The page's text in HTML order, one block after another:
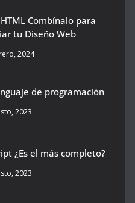
HTML Combínalo para
tu Diseño Web
2024
de programación
2023
¿Es el más completo?
2023